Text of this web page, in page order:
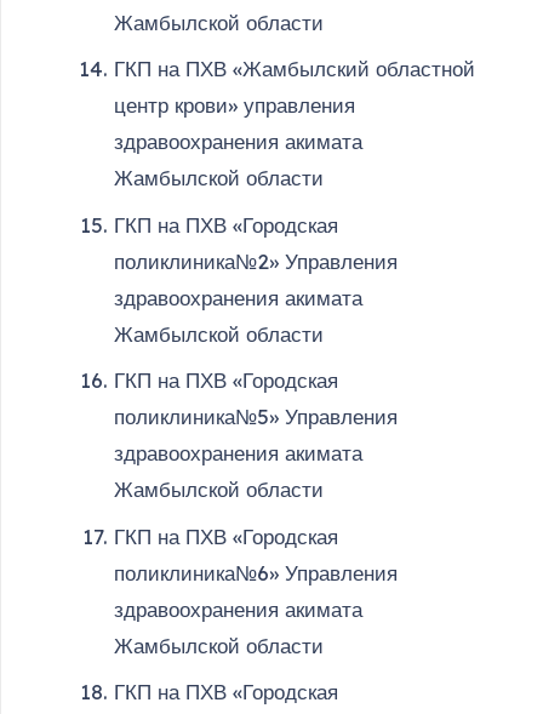
Жамбылской области
ГКП на ПХВ «Жамбылский областной
центр крови» управления
здравоохранения акимата
Жамбылской области
ГКП на ПХВ «Городская
поликлиника№2» Управления
здравоохранения акимата
Жамбылской области
ГКП на ПХВ «Городская
поликлиника№5» Управления
здравоохранения акимата
Жамбылской области
ГКП на ПХВ «Городская
поликлиника№6» Управления
здравоохранения акимата
Жамбылской области
ГКП на ПХВ «Городская